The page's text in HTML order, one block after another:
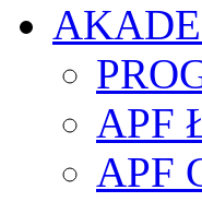
APF
APF